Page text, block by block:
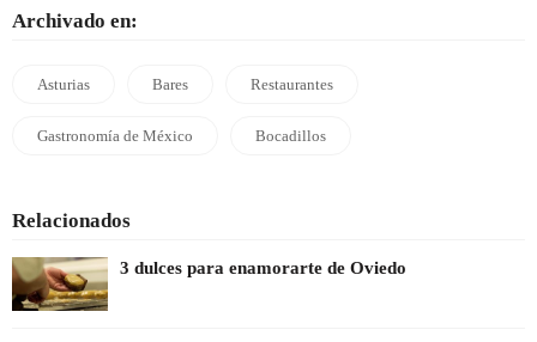
Archivado en:
Asturias Bares Restaurantes
Gastronomía de México Bocadillos
Relacionados
3 dulces para enamorarte de Oviedo